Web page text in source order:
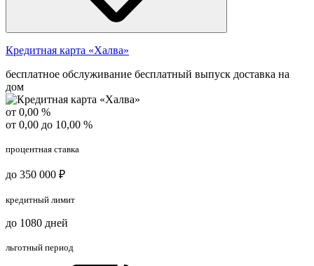
Кредитная карта «Халва»
бесплатное обслуживание бесплатный выпуск доставка на
дом
от 0,00 %
от 0,00 до 10,00 %
процентная ставка
до 350 000 ₽
кредитный лимит
до 1080 дней
льготный период